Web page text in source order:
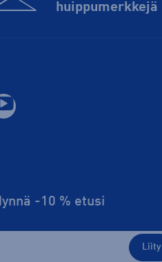
huippu­merkkejä
-10 % etusi
Liity